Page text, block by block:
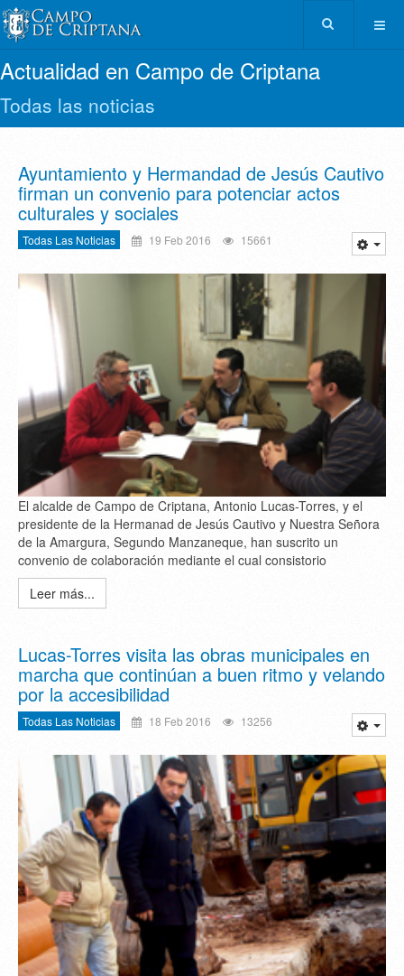
Actualidad en Campo de Criptana
Todas las noticias
Ayuntamiento y Hermandad de Jesús Cautivo
firman un convenio para potenciar actos
culturales y sociales
Todas Las Noticias 19 Feb 2016 15661
El alcalde de Campo de Criptana, Antonio Lucas-Torres, y el
presidente de la Hermanad de Jesús Cautivo y Nuestra Señora
de la Amargura, Segundo Manzaneque, han suscrito un
convenio de colaboración mediante el cual consistorio
Leer más...
Lucas-Torres visita las obras municipales en
marcha que continúan a buen ritmo y velando
por la accesibilidad
Todas Las Noticias 18 Feb 2016 13256